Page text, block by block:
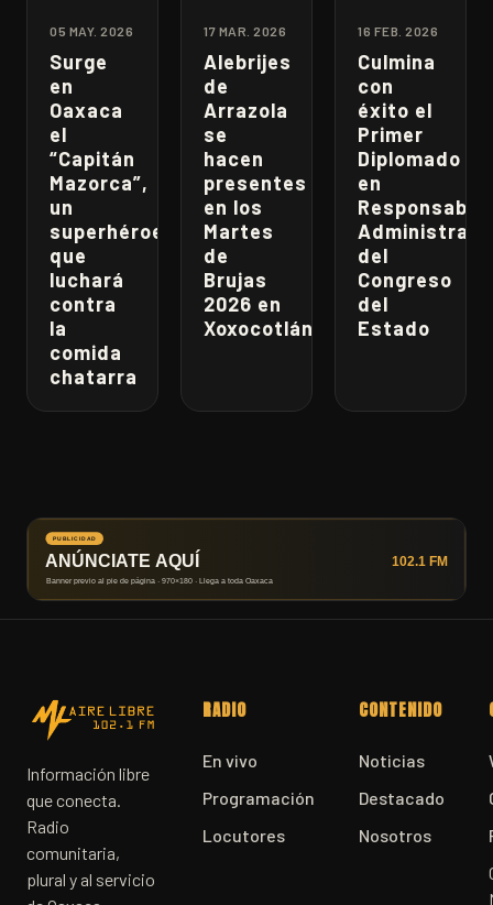
05 MAY. 2026
Surge
en
Oaxaca
el
“Capitán
Mazorca”,
un
superhéroe
que
luchará
contra
la
comida
chatarra
17 MAR. 2026
Alebrijes
de
Arrazola
se
hacen
presentes
en los
Martes
de
Brujas
2026 en
Xoxocotlán
16 FEB. 2026
Culmina
con
éxito el
Primer
Diplomado
en
del
Congreso
del
Estado
Información libre
que conecta.
Radio
comunitaria,
plural y al servicio
RADIO
En vivo
Programación
Locutores
CONTENIDO
Noticias
Destacado
Nosotros